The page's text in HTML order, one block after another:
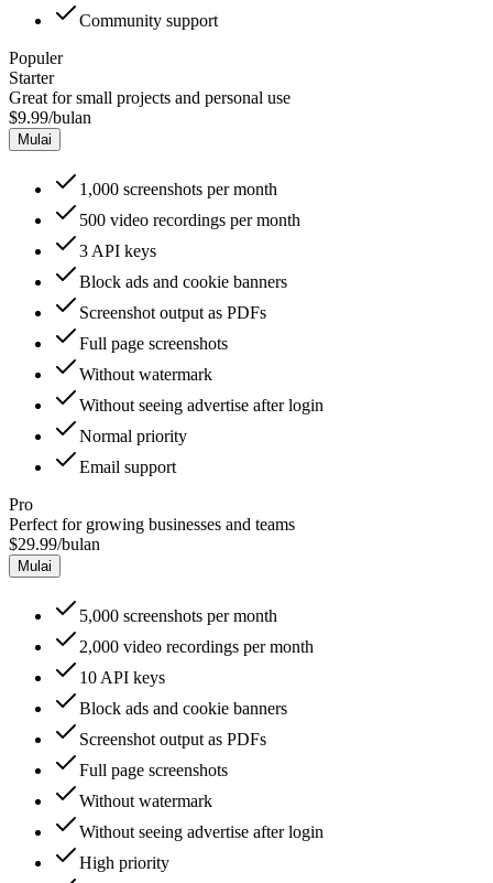
Community support
Populer
Starter
Great for small projects and personal use
$9.99/bulan
Mulai
1,000 screenshots per month
500 video recordings per month
3 API keys
Block ads and cookie banners
Screenshot output as PDFs
Full page screenshots
Without watermark
Without seeing advertise after login
Normal priority
Email support
Pro
Perfect for growing businesses and teams
$29.99/bulan
Mulai
5,000 screenshots per month
2,000 video recordings per month
10 API keys
Block ads and cookie banners
Screenshot output as PDFs
Full page screenshots
Without watermark
Without seeing advertise after login
High priority